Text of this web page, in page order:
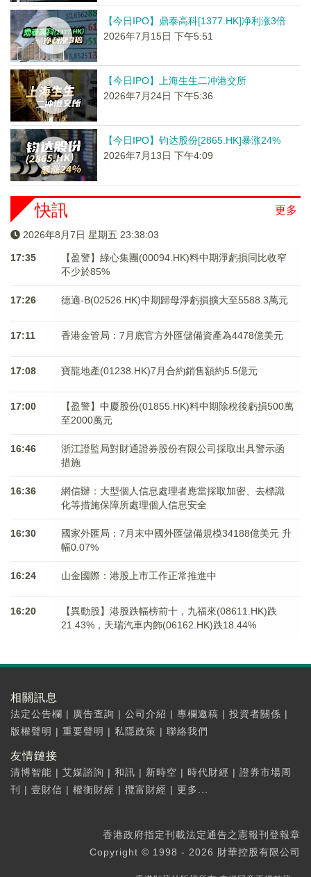
【今日IPO】鼎泰高科[1377.HK]净利涨3倍
2026年7月15日 下午5:51
【今日IPO】上海生生二冲港交所
2026年7月24日 下午5:36
【今日IPO】钧达股份[2865.HK]暴涨24%
2026年7月13日 下午4:09
更多
快訊
2026年8月7日 星期五 23:38:03
17:35
【盈警】綠心集團(00094.HK)料中期淨虧損同比收窄
不少於85%
17:26 德適-B(02526.HK)中期歸母淨虧損擴大至5588.3萬元
17:11 香港金管局：7月底官方外匯儲備資產為4478億美元
17:08 寶龍地產(01238.HK)7月合約銷售額約5.5億元
17:00
【盈警】中慶股份(01855.HK)料中期除稅後虧損500萬
至2000萬元
16:46
浙江證監局對財通證券股份有限公司採取出具警示函
措施
16:36
網信辦：大型個人信息處理者應當採取加密、去標識
化等措施保障所處理個人信息安全
16:30
國家外匯局：7月末中國外匯儲備規模34188億美元 升
幅0.07%
16:24 山金國際：港股上市工作正常推進中
16:20
【異動股】港股跌幅榜前十，九福來(08611.HK)跌
21.43%，天瑞汽車内飾(06162.HK)跌18.44%
相關訊息
法定公告欄 | 廣告查詢 | 公司介紹 | 專欄邀稿 | 投資者關係 |
版權聲明 | 重要聲明 | 私隱政策 | 聯絡我們
友情鏈接
清博智能 | 艾媒諮詢 | 和訊 | 新時空 | 時代財經 | 證券市場周
刊
| 壹財信 | 權衡財經 | 攬富財經 | 更多...
香港政府指定刊載法定通告之憲報刊登報章
Copyright © 1998 - 2026 財華控股有限公司